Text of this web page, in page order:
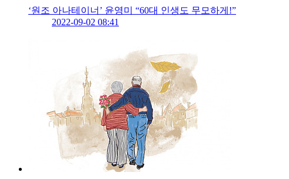
‘원조 아나테이너’ 윤영미 “60대 인생도 무모하게!”
2022-09-02 08:41